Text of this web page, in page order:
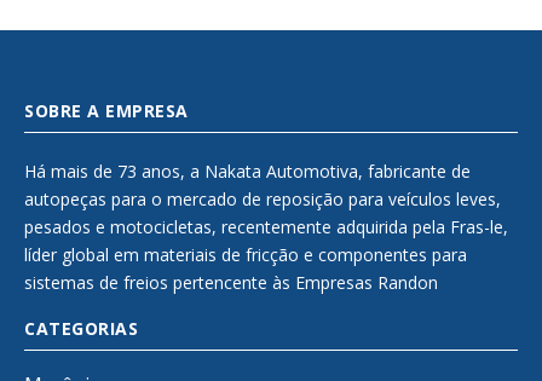
SOBRE A EMPRESA
Há mais de 73 anos, a Nakata Automotiva, fabricante de
autopeças para o mercado de reposição para veículos leves,
pesados e motocicletas, recentemente adquirida pela Fras-le,
líder global em materiais de fricção e componentes para
sistemas de freios pertencente às Empresas Randon
CATEGORIAS